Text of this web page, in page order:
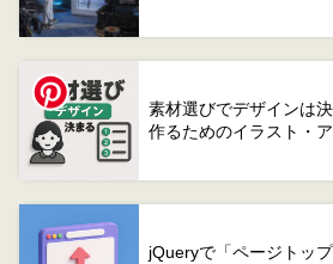
素材選びでデザインは
作るためのイラスト・
jQueryで「ページトッ